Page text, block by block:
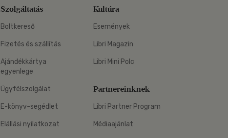
Szolgáltatás
Boltkereső
Fizetés és szállítás
Ajándékkártya
egyenlege
Ügyfélszolgálat
E-könyv-segédlet
Elállási nyilatkozat
Kultúra
Események
Libri Magazin
Libri Mini Polc
Partnereinknek
Libri Partner Program
Médiaajánlat